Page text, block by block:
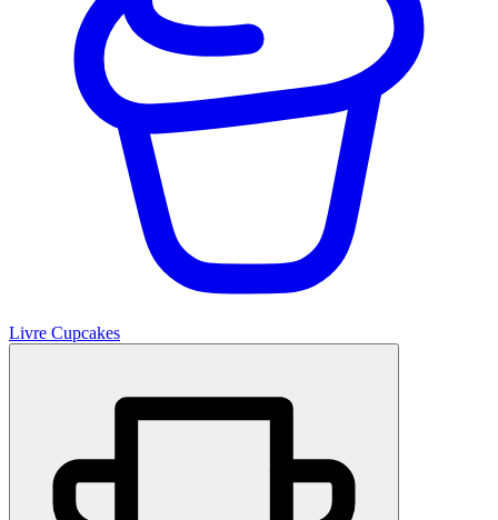
Livre Cupcakes